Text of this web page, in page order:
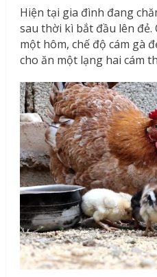
Hiện tại gia đình đang
sau thời kì bắt đầu lên
một hôm, chế độ cám gà
cho ăn một lạng hai cám